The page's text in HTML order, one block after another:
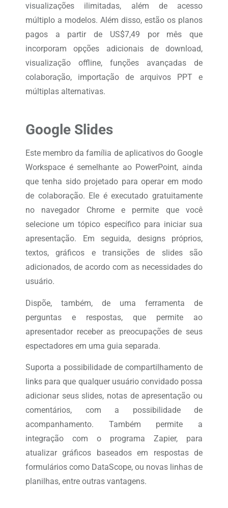
visualizações ilimitadas, além de acesso
múltiplo a modelos. Além disso, estão os planos
pagos a partir de US$7,49 por mês que
incorporam opções adicionais de download,
visualização offline, funções avançadas de
colaboração, importação de arquivos PPT e
múltiplas alternativas.
Google Slides
Este membro da família de aplicativos do Google
Workspace é semelhante ao PowerPoint, ainda
que tenha sido projetado para operar em modo
de colaboração. Ele é executado gratuitamente
no navegador Chrome e permite que você
selecione um tópico específico para iniciar sua
apresentação. Em seguida, designs próprios,
textos, gráficos e transições de slides são
adicionados, de acordo com as necessidades do
usuário.
Dispõe, também, de uma ferramenta de
perguntas e respostas, que permite ao
apresentador receber as preocupações de seus
espectadores em uma guia separada.
Suporta a possibilidade de compartilhamento de
links para que qualquer usuário convidado possa
adicionar seus slides, notas de apresentação ou
comentários, com a possibilidade de
acompanhamento. Também permite a
integração com o programa Zapier, para
atualizar gráficos baseados em respostas de
formulários como DataScope, ou novas linhas de
planilhas, entre outras vantagens.